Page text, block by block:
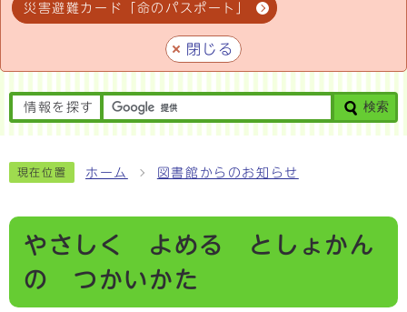
災害避難カード「命のパスポート」
閉じる
情報を探す 検索
現在位置 ホーム 図書館からのお知らせ
やさしく よめる としょかん
の つかいかた